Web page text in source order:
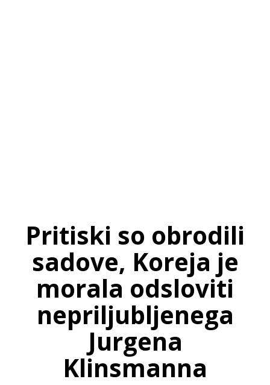
Pritiski so obrodili
sadove, Koreja je
morala odsloviti
nepriljubljenega
Jurgena
Klinsmanna